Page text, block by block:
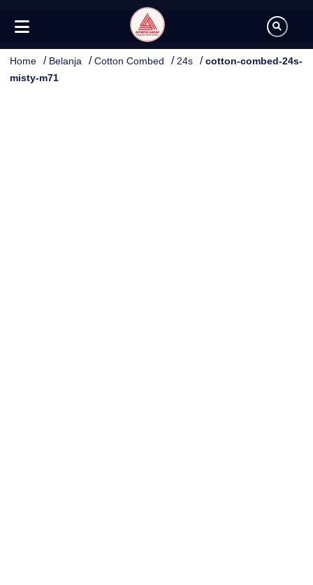
Home / Belanja /Cotton Combed / 24s /cotton-combed-24s-
misty-m71